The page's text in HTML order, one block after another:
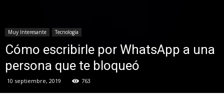
Muy Interesante Tecnología
Cómo escribirle por WhatsApp a una
persona que te bloqueó
10 septiembre, 2019 763